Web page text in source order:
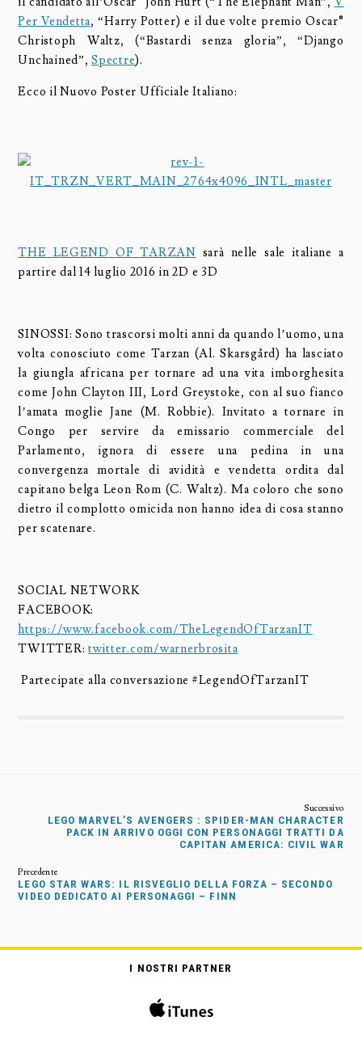
Per Vendetta, “Harry Potter) e il due volte premio Oscar®
Christoph Waltz, (“Bastardi senza gloria”, “Django
Unchained”,Spectre).
Ecco il Nuovo Poster Ufficiale Italiano:
THE LEGEND OF TARZAN sarà nelle sale italiane a
partire dal 14 luglio 2016 in 2D e 3D
SINOSSI: Sono trascorsi molti anni da quando l’uomo, una
volta conosciuto come Tarzan (Al. Skarsgård) ha lasciato
la giungla africana per tornare ad una vita imborghesita
come John Clayton III, Lord Greystoke, con al suo fianco
l’amata moglie Jane (M. Robbie). Invitato a tornare in
Congo per servire da emissario commerciale del
Parlamento, ignora di essere una pedina in una
convergenza mortale di avidità e vendetta ordita dal
capitano belga Leon Rom (C. Waltz). Ma coloro che sono
dietro il complotto omicida non hanno idea di cosa stanno
per scatenare.
SOCIAL NETWORK
FACEBOOK:
https://www.facebook.com/TheLegendOfTarzanIT
TWITTER:twitter.com/warnerbrosita
Partecipate alla conversazione #LegendOfTarzanIT
LEGO MARVEL’S AVENGERS : SPIDER-MAN CHARACTER
PACK IN ARRIVO OGGI CON PERSONAGGI TRATTI DA
CAPITAN AMERICA: CIVIL WAR
LEGO STAR WARS: IL RISVEGLIO DELLA FORZA – SECONDO
VIDEO DEDICATO AI PERSONAGGI – FINN
I NOSTRI PARTNER